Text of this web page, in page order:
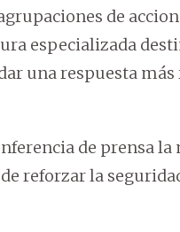
de
especializada
una respuesta
de prensa la
reforzar la